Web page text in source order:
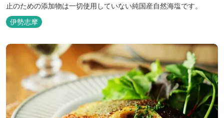
止のための添加物は一切使用していない純国産自然海塩です。
伊勢志摩